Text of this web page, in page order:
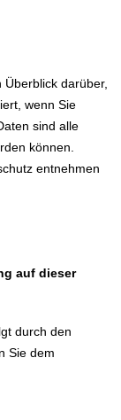
darüber,
wenn Sie
sind alle
können.
entnehmen
auf dieser
durch den
Sie dem